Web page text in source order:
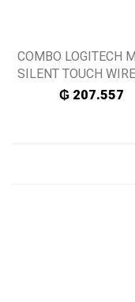
COMBO LOGITECH
SILENT TOUCH
₲207.557